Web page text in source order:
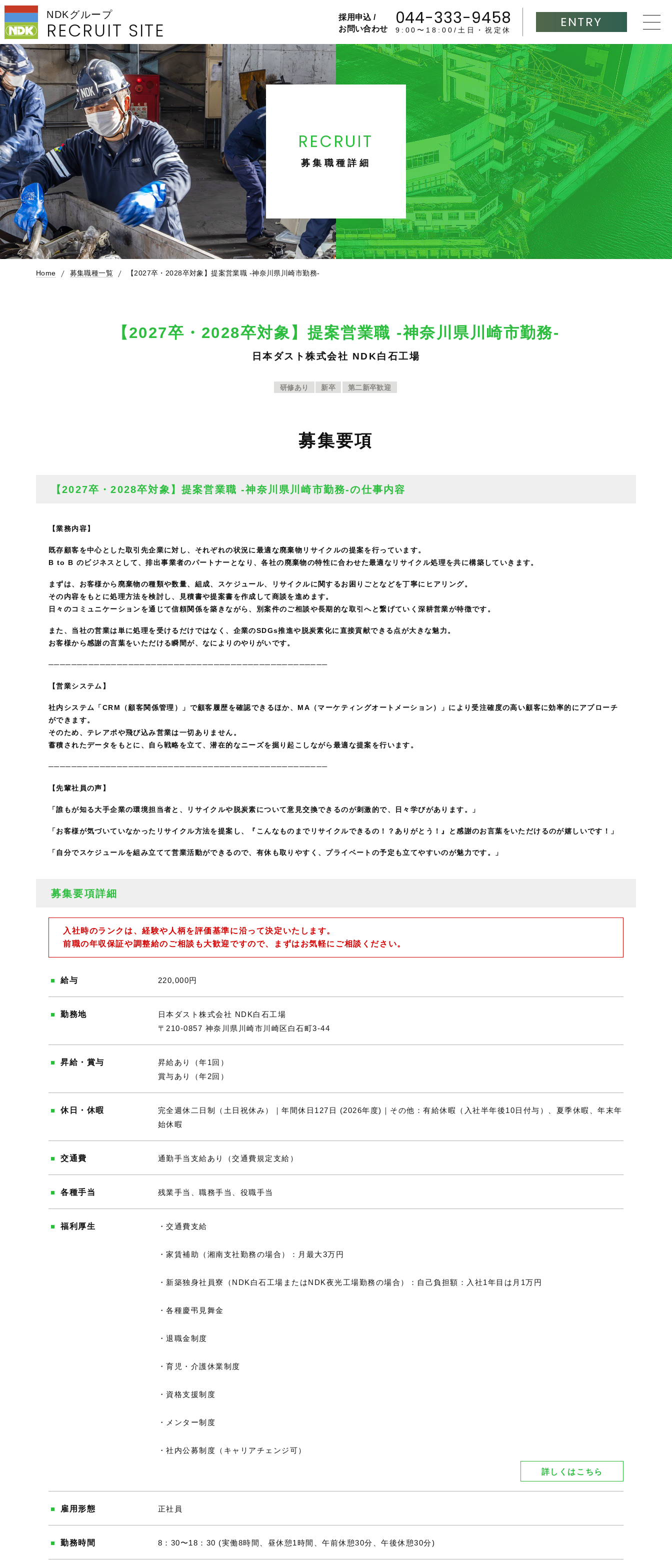
NDKグループ
RECRUIT SITE
採用申込 /
お問い合わせ
044-333-9458
9:00〜18:00/土日・祝定休 ENTRY
RECRUIT
募集職種詳細
Home 募集職種一覧 【2027卒・2028卒対象】提案営業職 -神奈川県川崎市勤務-
【2027卒・2028卒対象】提案営業職 -神奈川県川崎市勤務-
日本ダスト株式会社 NDK白石工場
研修あり 新卒 第二新卒歓迎
募集要項
【2027卒・2028卒対象】提案営業職 -神奈川県川崎市勤務-の仕事内容
【業務内容】
既存顧客を中心とした取引先企業に対し、それぞれの状況に最適な廃棄物リサイクルの提案を行っています。
B to B のビジネスとして、排出事業者のパートナーとなり、各社の廃棄物の特性に合わせた最適なリサイクル処理を共に構築していきます。
まずは、お客様から廃棄物の種類や数量、組成、スケジュール、リサイクルに関するお困りごとなどを丁寧にヒアリング。
その内容をもとに処理方法を検討し、見積書や提案書を作成して商談を進めます。
日々のコミュニケーションを通じて信頼関係を築きながら、別案件のご相談や長期的な取引へと繋げていく深耕営業が特徴です。
また、当社の営業は単に処理を受けるだけではなく、企業のSDGs推進や脱炭素化に直接貢献できる点が大きな魅力。
お客様から感謝の言葉をいただける瞬間が、なによりのやりがいです。
─────────────────────────────────────────────────
【営業システム】
社内システム「CRM（顧客関係管理）」で顧客履歴を確認できるほか、MA（マーケティングオートメーション）」により受注確度の高い顧客に効率的にアプローチ
ができます。
そのため、テレアポや飛び込み営業は一切ありません。
蓄積されたデータをもとに、自ら戦略を立て、潜在的なニーズを掘り起こしながら最適な提案を行います。
─────────────────────────────────────────────────
【先輩社員の声】
「誰もが知る大手企業の環境担当者と、リサイクルや脱炭素について意見交換できるのが刺激的で、日々学びがあります。」
「お客様が気づいていなかったリサイクル方法を提案し、『こんなものまでリサイクルできるの！？ありがとう！』と感謝のお言葉をいただけるのが嬉しいです！」
「自分でスケジュールを組み立てて営業活動ができるので、有休も取りやすく、プライベートの予定も立てやすいのが魅力です。」
募集要項詳細
入社時のランクは、経験や人柄を評価基準に沿って決定いたします。
前職の年収保証や調整給のご相談も大歓迎ですので、まずはお気軽にご相談ください。
給与 220,000円
勤務地
日本ダスト株式会社 NDK白石工場
〒210-0857 神奈川県川崎市川崎区白石町3-44
昇給・賞与
昇給あり（年1回）
賞与あり（年2回）
休日・休暇
完全週休二日制（土日祝休み）｜年間休日127日 (2026年度)｜その他：有給休暇（入社半年後10日付与）、夏季休暇、年末年
始休暇
交通費 通勤手当支給あり（交通費規定支給）
各種手当 残業手当、職務手当、役職手当
福利厚生 ・交通費支給
・家賃補助（湘南支社勤務の場合）：月最大3万円
・新築独身社員寮（NDK白石工場またはNDK夜光工場勤務の場合）：自己負担額：入社1年目は月1万円
・各種慶弔見舞金
・退職金制度
・育児・介護休業制度
・資格支援制度
・メンター制度
・社内公募制度（キャリアチェンジ可）
詳しくはこちら
雇用形態 正社員
勤務時間 8：30〜18：30 (実働8時間、昼休憩1時間、午前休憩30分、午後休憩30分)